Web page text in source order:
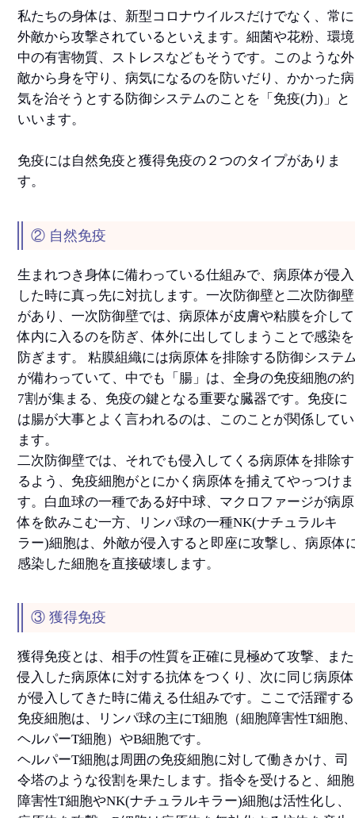
私たちの身体は、新型コロナウイルスだけでなく、常に
外敵から攻撃されているといえます。細菌や花粉、環境
中の有害物質、ストレスなどもそうです。このような外
敵から身を守り、病気になるのを防いだり、かかった病
気を治そうとする防御システムのことを「免疫(力)」と
いいます。
免疫には自然免疫と獲得免疫の２つのタイプがありま
す。
② 自然免疫
生まれつき身体に備わっている仕組みで、病原体が侵入
した時に真っ先に対抗します。一次防御壁と二次防御壁
があり、一次防御壁では、病原体が皮膚や粘膜を介して
体内に入るのを防ぎ、体外に出してしまうことで感染を
防ぎます。 粘膜組織には病原体を排除する防御システ
が備わっていて、中でも「腸」は、全身の免疫細胞の約
7割が集まる、免疫の鍵となる重要な臓器です。免疫に
は腸が大事とよく言われるのは、このことが関係してい
ます。
二次防御壁では、それでも侵入してくる病原体を排除す
るよう、免疫細胞がとにかく病原体を捕えてやっつけま
す。白血球の一種である好中球、マクロファージが病原
体を飲みこむ一方、リンパ球の一種NK(ナチュラルキ
ラー)細胞は、外敵が侵入すると即座に攻撃し、病原体
感染した細胞を直接破壊します。
③ 獲得免疫
獲得免疫とは、相手の性質を正確に見極めて攻撃、また
侵入した病原体に対する抗体をつくり、次に同じ病原体
が侵入してきた時に備える仕組みです。ここで活躍する
免疫細胞は、リンパ球の主にT細胞（細胞障害性T細胞
ヘルパーT細胞）やB細胞です。
ヘルパーT細胞は周囲の免疫細胞に対して働きかけ、司
令塔のような役割を果たします。指令を受けると、細胞
障害性T細胞やNK(ナチュラルキラー)細胞は活性化し、